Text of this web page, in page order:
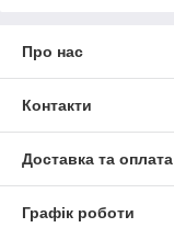
Про нас
Контакти
Доставка та оплата
Графік роботи